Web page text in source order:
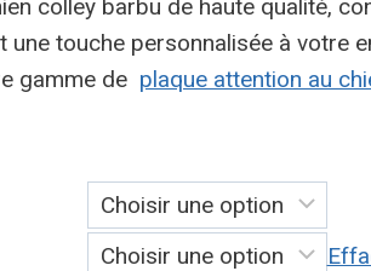
colley barbu de haute qualité,
touche personnalisée à votre
gamme de plaque attention au